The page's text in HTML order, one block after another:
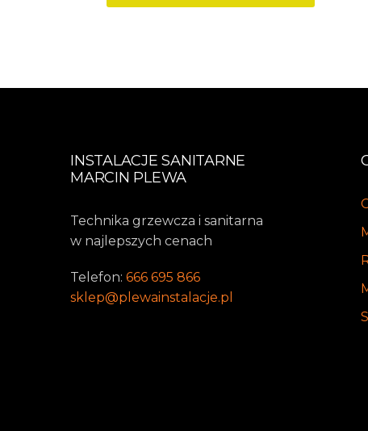
INSTALACJE SANITARNE
MARCIN PLEWA
Technika grzewcza i sanitarna
w najlepszych cenach
Telefon: 666 695 866
sklep@plewainstalacje.pl